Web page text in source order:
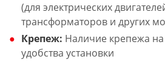
(для электрических
трансформаторов и других
Крепеж: Наличие крепежа
удобства установки